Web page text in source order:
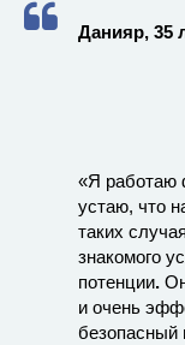
Данияр, 35
«Я работаю
устаю, что
таких
знакомого
потенции.
и очень
безопасный